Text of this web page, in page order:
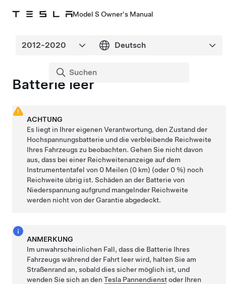
Model S Owner's Manual
Batterie leer
ACHTUNG
Es liegt in Ihrer eigenen Verantwortung, den Zustand der
Hochspannungsbatterie und die verbleibende Reichweite
Ihres Fahrzeugs zu beobachten. Gehen Sie nicht davon
aus, dass bei einer Reichweitenanzeige auf dem
Instrumententafel von 0 Meilen (0 km) (oder 0 %) noch
Reichweite übrig ist. Schäden an der Batterie von
Niederspannungaufgrund mangelnder Reichweite
werden nicht von der Garantie abgedeckt.
ANMERKUNG
Im unwahrscheinlichen Fall, dass die Batterie Ihres
Fahrzeugs während der Fahrt leer wird, halten Sie am
Straßenrand an, sobald dies sicher möglich ist, und
wenden Sie sich an denTesla Pannendienstoder Ihren